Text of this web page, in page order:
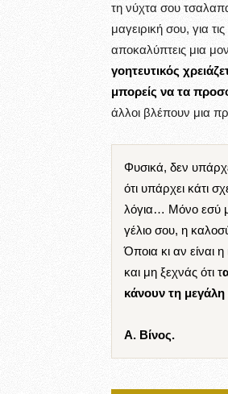
τη νύχτα σου
μαγειρική σου, για
αποκαλύπτεις μια
γοητευτικός
μπορείς να τα
άλλοι βλέπουν μια
Φυσικά, δεν
ότι υπάρχει κάτι
λόγια… Μόνο εσύ
γέλιο σου, η
Όποια κι αν είναι
και μη ξεχνάς ότι τ
κάνουν τη
Α. Βίνος.